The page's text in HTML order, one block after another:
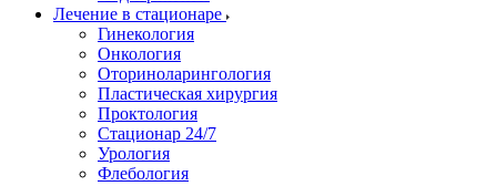
Лечение в стационаре
Гинекология
Онкология
Оториноларингология
Пластическая хирургия
Проктология
Стационар 24/7
Урология
Флебология